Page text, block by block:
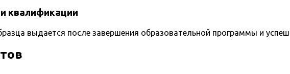
квалификации
выдается после завершения образовательной программы и